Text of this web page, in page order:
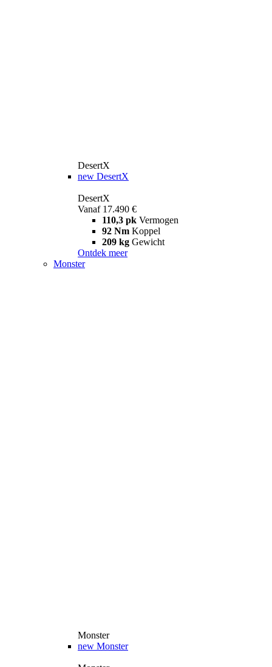
DesertX
new DesertX
DesertX
Vanaf 17.490 €
110,3 pk Vermogen
92 Nm Koppel
209 kg Gewicht
Ontdek meer
Monster
Monster
new Monster